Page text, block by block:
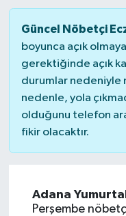
Güncel Nöbetçi
boyunca açık
gerektiğinde açık
durumlar nedeniyle
nedenle, yola
olduğunu telefon
fikir olacaktır.
Adana
Perşembe